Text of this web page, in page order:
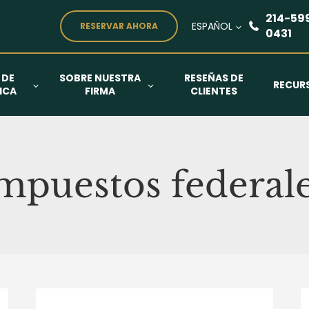
RESERVAR AHORA ESPAÑOL
214-
0431
SOBRE NUESTRA
FIRMA
RESEÑAS DE
CLIENTES